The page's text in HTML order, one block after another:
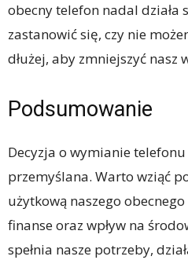
obecny telefon nadal działa
zastanowić się, czy nie
dłużej, aby zmniejszyć nasz
Podsumowanie
Decyzja o wymianie
przemyślana. Warto wziąć
użytkową naszego
finanse oraz wpływ na
spełnia nasze potrzeby,